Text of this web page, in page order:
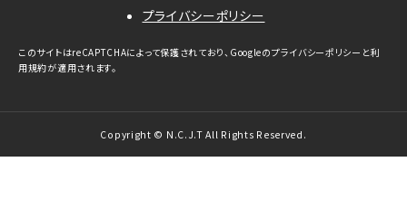
プライバシーポリシー
Copyright © N.C.J.T All Rights Reserved.
このサイトはreCAPTCHAによって保護されており、Googleのプライバシーポリシー と利
用規約が適用されます。